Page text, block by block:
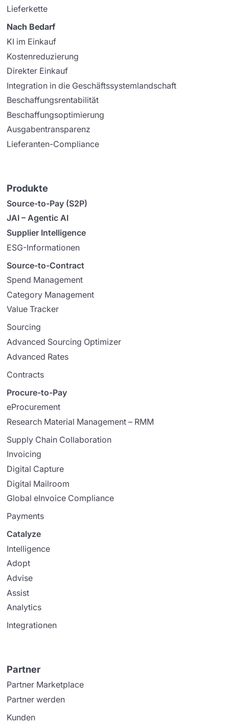
Lieferkette
Nach Bedarf
KI im Einkauf
Kostenreduzierung
Direkter Einkauf
Integration in die Geschäftssystemlandschaft
Beschaffungsrentabilität
Beschaffungsoptimierung
Ausgabentransparenz
Lieferanten-Compliance
Produkte
Source-to-Pay (S2P)
JAI – Agentic AI
Supplier Intelligence
ESG-Informationen
Source-to-Contract
Spend Management
Category Management
Value Tracker
Sourcing
Advanced Sourcing Optimizer
Advanced Rates
Contracts
Procure-to-Pay
eProcurement
Research Material Management – RMM
Supply Chain Collaboration
Invoicing
Digital Capture
Digital Mailroom
Global eInvoice Compliance
Payments
Catalyze
Intelligence
Adopt
Advise
Assist
Analytics
Integrationen
Partner
Partner Marketplace
Partner werden
Kunden